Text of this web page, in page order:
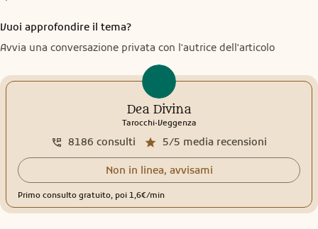
Vuoi approfondire il tema?
Avvia una conversazione privata con l'autrice dell'articolo
Dea Divina
Tarocchi.Veggenza
5/5 media recensioni
8186 consulti
Non in linea, avvisami
Primo consulto gratuito, poi 1,6€/min